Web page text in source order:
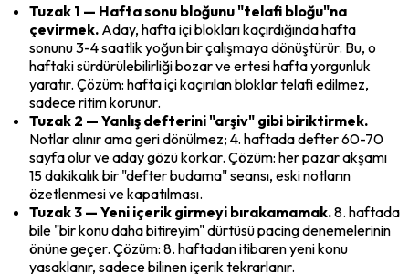
Tuzak 1 — Hafta sonu bloğunu "telafi bloğu"na
çevirmek. Aday, hafta içi blokları kaçırdığında hafta
sonunu 3-4 saatlik yoğun bir çalışmaya dönüştürür. Bu, o
haftaki sürdürülebilirliği bozar ve ertesi hafta yorgunluk
yaratır. Çözüm: hafta içi kaçırılan bloklar telafi edilmez,
sadece ritim korunur.
Tuzak 2 — Yanlış defterini "arşiv" gibi biriktirmek.
Notlar alınır ama geri dönülmez; 4. haftada defter 60-70
sayfa olur ve aday gözü korkar. Çözüm: her pazar akşamı
15 dakikalık bir "defter budama" seansı, eski notların
özetlenmesi ve kapatılması.
Tuzak 3 — Yeni içerik girmeyi bırakamamak. 8. haftada
bile "bir konu daha bitireyim" dürtüsü pacing denemelerinin
önüne geçer. Çözüm: 8. haftadan itibaren yeni konu
yasaklanır, sadece bilinen içerik tekrarlanır.